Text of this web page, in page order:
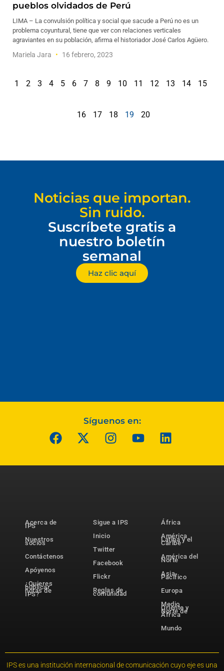
pueblos olvidados de Perú
LIMA – La convulsión política y social que sacude a Perú no es un
problema coyuntural, tiene que ver con relaciones verticales
agraviantes en su población, afirma el historiador José Carlos Agüero.
Mariela Jara 16 febrero, 2023
1 2 3 4 5 6 7 8 9 10 11 12 13 14 15
16 17 18 19 20
Noticias que importan.
Sin ruido.
Suscríbete gratis a
nuestro boletín
semanal
Haz clic aquí
Síguenos en:
Acerca de
IPS
Nuestros
socios
Contáctenos
Apóyenos
¿Quieres
publicar
notas de
IPS?
Sigue a IPS
Inicio
Twitter
Facebook
Flickr
Reglas de
comunidad
África
América
Latina y el
Caribe
América del
Norte
Asia-
Pacífico
Europa
Medio
Oriente y
Norte de
África
Mundo
IPS es una institución internacional de comunicación cuyo eje es una